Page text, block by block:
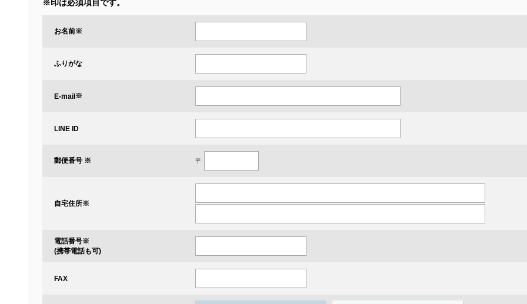
※印は必須項目です。
お名前※
ふりがな
E-mail※
LINE ID
郵便番号 ※ 〒
自宅住所※
電話番号※
(携帯電話も可)
FAX